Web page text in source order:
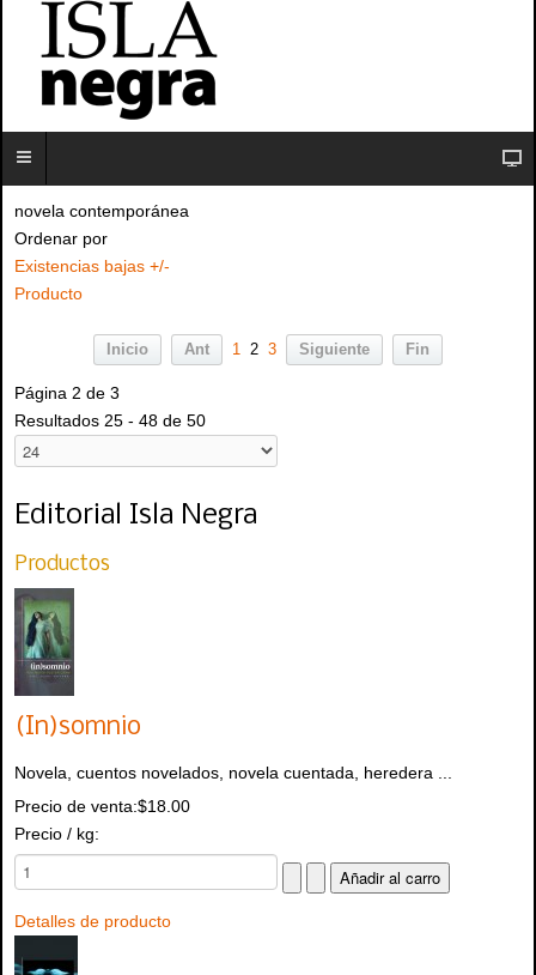
novela contemporánea
Ordenar por
Existencias bajas +/-
Producto
Inicio Ant 1 2 3 Siguiente Fin
Página 2 de 3
Resultados 25 - 48 de 50
Editorial Isla Negra
Productos
(In)somnio
Novela, cuentos novelados, novela cuentada, heredera ...
Precio de venta:$18.00
Precio / kg:
Detalles de producto